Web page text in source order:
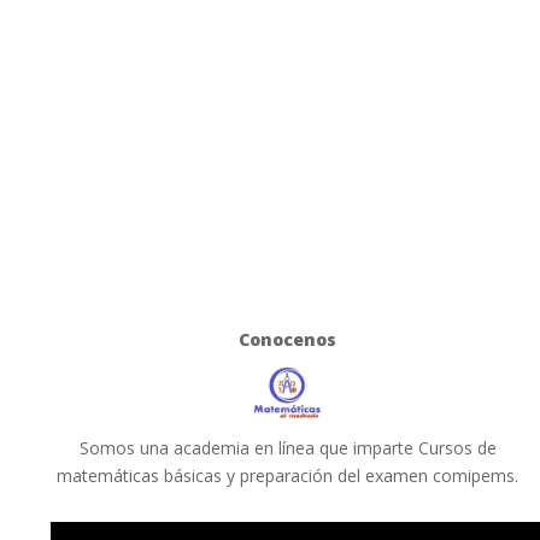
Conocenos
Somos una academia en línea que imparte Cursos de
matemáticas básicas y preparación del examen comipems.